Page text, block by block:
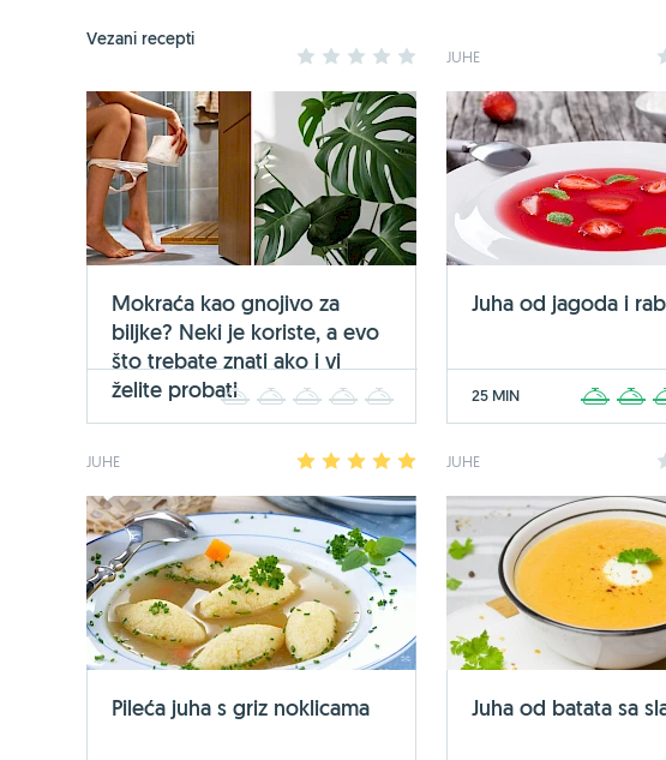
Vezani recepti
2 3 4
Mokraća kao gnojivo za
biljke? Neki je koriste, a evo
što trebate znati ako i vi
želite probati
2 3 4
JUHE
Juha od jagoda i
25 MIN 2
JUHE 2 3 4
Pileća juha s griz noklicama
JUHE
Juha od batata sa